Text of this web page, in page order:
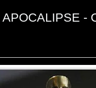
-